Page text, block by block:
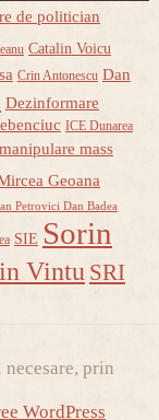
de politician
Catalin Voicu
Crin Antonescu Dan
Dezinformare
ICE Dunarea
manipulare mass
Geoana
Petrovici Dan Badea
SIE Sorin
Vintu SRI
prin
WordPress